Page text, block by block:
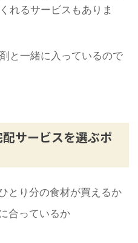
れるサービスもありま
と一緒に入っているので
サービスを選ぶポ
とり分の食材が買えるか
合っているか